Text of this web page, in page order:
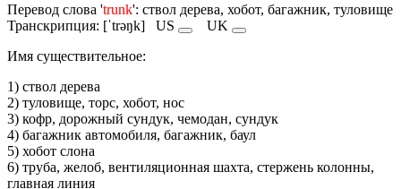
Перевод слова 'trunk': ствол дерева, хобот, багажник, туловище
Транскрипция: [ˈtrəŋk] US
UK
Имя cуществительное:
1) ствол дерева
2) туловище, торс, хобот, нос
3) кофр, дорожный сундук, чемодан, сундук
4) багажник автомобиля, багажник, баул
5) хобот слона
6) труба, желоб, вентиляционная шахта, стержень колонны,
главная линия